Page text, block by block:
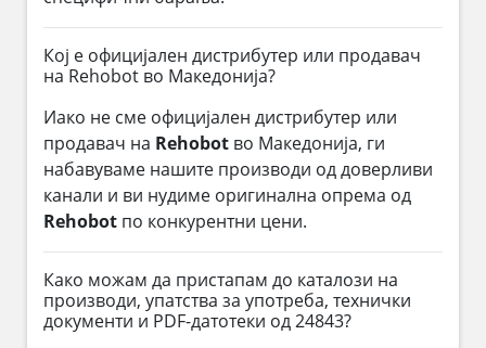
Кој е официјален дистрибутер или продавач
на Rehobot во Македонија?
Иако не сме официјален дистрибутер или
продавач на Rehobot во Македонија, ги
набавуваме нашите производи од доверливи
канали и ви нудиме оригинална опрема од
Rehobot по конкурентни цени.
Како можам да пристапам до каталози на
производи, упатства за употреба, технички
документи и PDF-датотеки од 24843?